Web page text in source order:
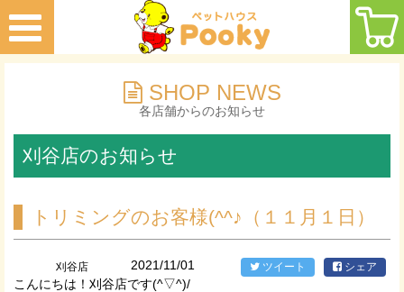
SHOP NEWS
各店舗からのお知らせ
刈谷店のお知らせ
トリミングのお客様(^^♪（１１月１日）
刈谷店 2021/11/01 ツイート シェア
こんにちは！刈谷店です(^▽^)/